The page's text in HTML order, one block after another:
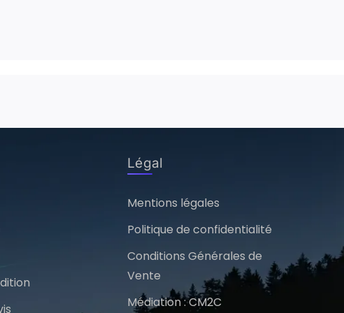
Légal
Mentions légales
Politique de confidentialité
Conditions Générales de
Vente
Médiation : CM2C